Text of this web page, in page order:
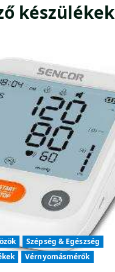
készülékek
Szépség & Egészség
Vérnyomásmérők